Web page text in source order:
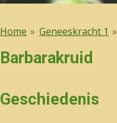
Home » Geneeskracht 1 »
Barbarakruid
Geschiedenis